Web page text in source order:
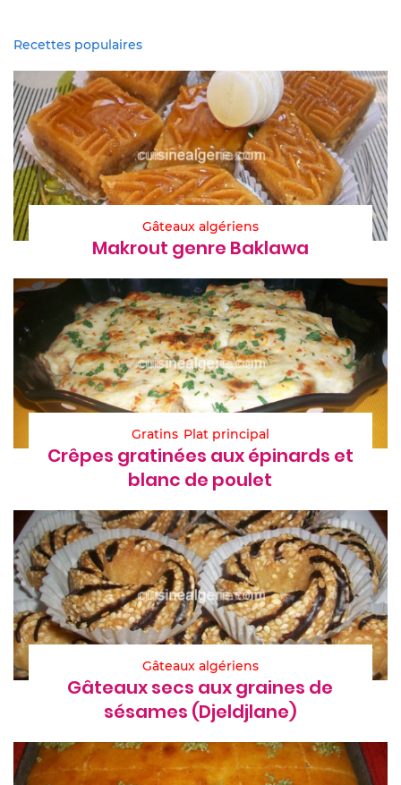
Recettes populaires
Gâteaux algériens
Makrout genre Baklawa
Gratins Plat principal
Crêpes gratinées aux épinards et
blanc de poulet
Gâteaux algériens
Gâteaux secs aux graines de
sésames (Djeldjlane)